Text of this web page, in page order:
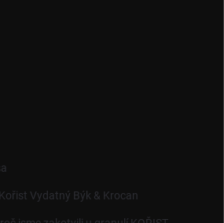
Vydatný Býk & Krocan